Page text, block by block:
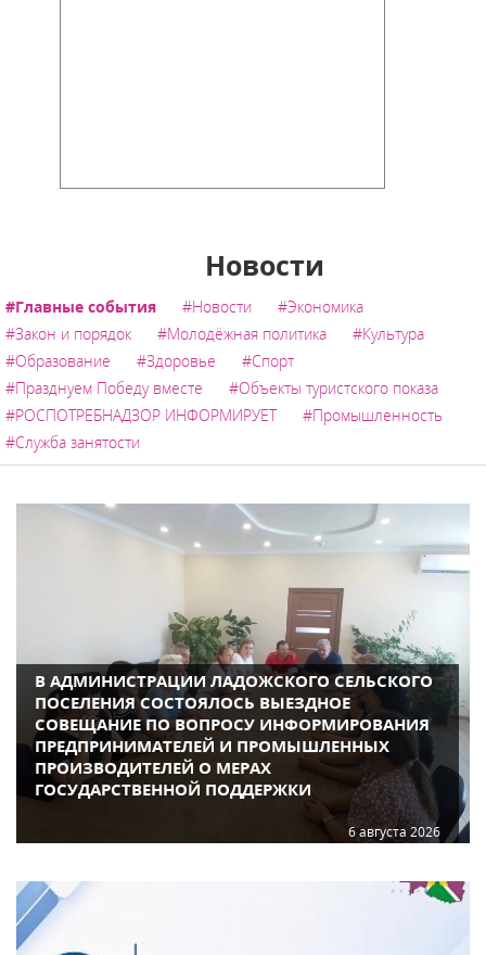
Новости
#Главные события #Новости
#Экономика
#Закон и порядок
#Молодёжная политика
#Культура
#Образование
#Здоровье
#Спорт
#Празднуем Победу вместе
#Объекты туристского показа
#РОСПОТРЕБНАДЗОР ИНФОРМИРУЕТ
#Промышленность
#Служба занятости
В АДМИНИСТРАЦИИ ЛАДОЖСКОГО СЕЛЬСКОГО
ПОСЕЛЕНИЯ СОСТОЯЛОСЬ ВЫЕЗДНОЕ
СОВЕЩАНИЕ ПО ВОПРОСУ ИНФОРМИРОВАНИЯ
ПРЕДПРИНИМАТЕЛЕЙ И ПРОМЫШЛЕННЫХ
ПРОИЗВОДИТЕЛЕЙ О МЕРАХ
ГОСУДАРСТВЕННОЙ ПОДДЕРЖКИ
6 августа 2026